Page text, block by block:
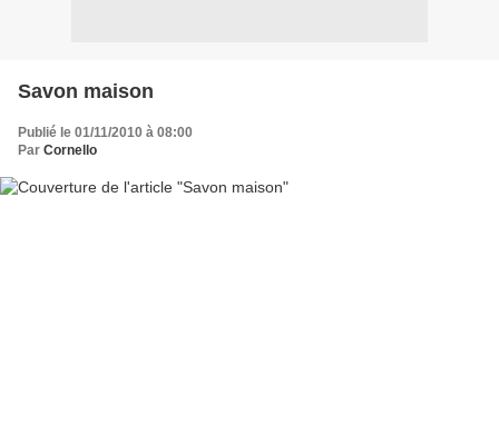
Savon maison
Publié le 01/11/2010 à 08:00
Par Cornello